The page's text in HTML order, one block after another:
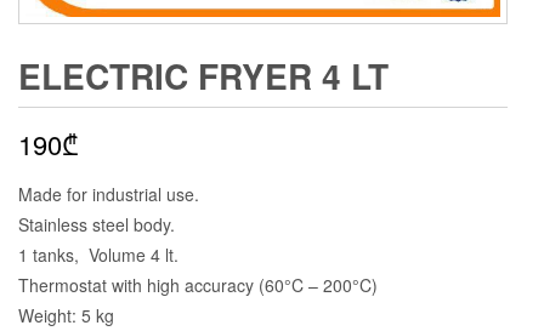
ELECTRIC FRYER 4 LT
190₾
Made for industrial use.
Stainless steel body.
1 tanks, Volume 4 lt.
Thermostat with high accuracy (60°C – 200°C)
Weight: 5 kg